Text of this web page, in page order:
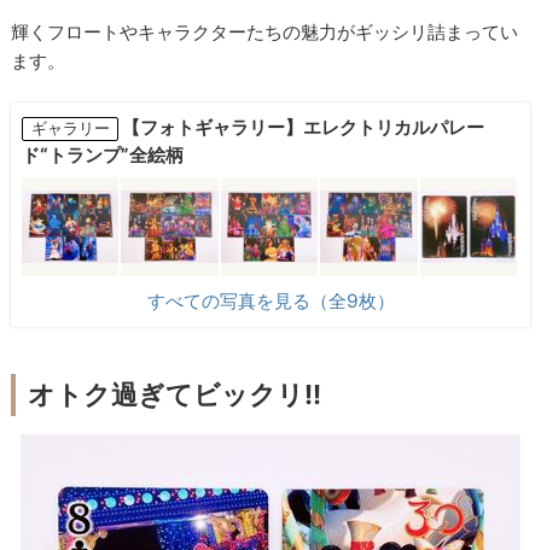
輝くフロートやキャラクターたちの魅力がギッシリ詰まってい
ます。
ギャラリー
【フォトギャラリー】エレクトリカルパレー
ド“トランプ”全絵柄
すべての写真を見る（全9枚）
オトク過ぎてビックリ!!